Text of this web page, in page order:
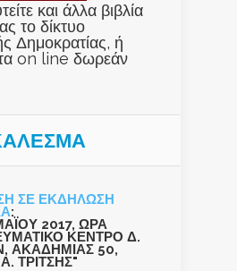
και άλλα βιβλία
το δίκτυο
Δημοκρατίας, ή
on line δωρεάν
ΣΕ ΕΚΔΗΛΩΣΗ
:
2017, ΩΡΑ
ΚΕΝΤΡΟ Δ.
ΑΚΑΔΗΜΙΑΣ 50,
ΤΡΙΤΣΗΣ"